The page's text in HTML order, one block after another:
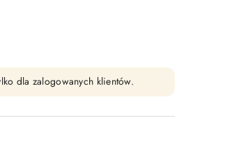
dla zalogowanych klientów.